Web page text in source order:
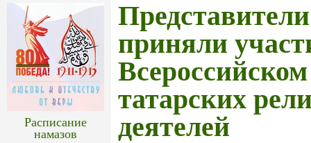
Расписание
намазов
приняли
татарских
деятелей